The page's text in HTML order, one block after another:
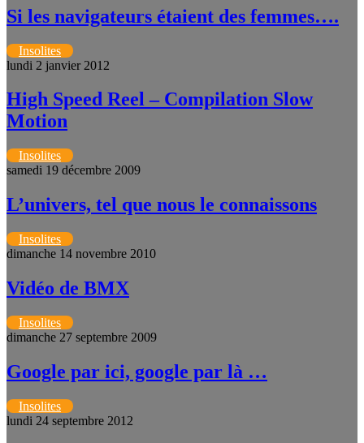
Si les navigateurs étaient des femmes….
Insolites
lundi 2 janvier 2012
High Speed Reel – Compilation Slow
Motion
Insolites
samedi 19 décembre 2009
L’univers, tel que nous le connaissons
Insolites
dimanche 14 novembre 2010
Vidéo de BMX
Insolites
dimanche 27 septembre 2009
Google par ici, google par là …
Insolites
lundi 24 septembre 2012